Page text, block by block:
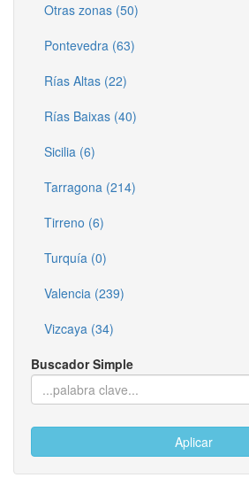
Otras zonas (50)
Pontevedra (63)
Rías Altas (22)
Rías Baixas (40)
Sicilia (6)
Tarragona (214)
Tirreno (6)
Turquía (0)
Valencia (239)
Vizcaya (34)
Buscador Simple
Aplicar